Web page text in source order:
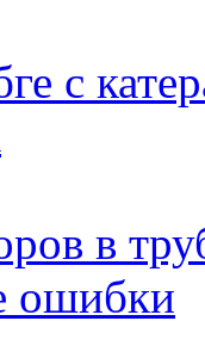
с
в
ошибки